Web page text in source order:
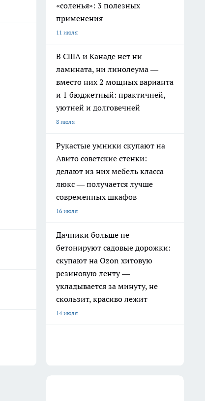
«соленья»: 3 полезных
применения
11 июля
В США и Канаде нет ни
ламината, ни линолеума —
вместо них 2 мощных варианта
и 1 бюджетный: практичней,
уютней и долговечней
8 июля
Рукастые умники скупают на
Авито советские стенки:
делают из них мебель класса
люкс — получается лучше
современных шкафов
16 июля
Дачники больше не
бетонируют садовые дорожки:
скупают на Ozon хитовую
резиновую ленту —
укладывается за минуту, не
скользит, красиво лежит
14 июля